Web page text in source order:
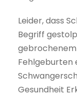
Leider, dass
Begriff
gebrochenem
Fehlgeburten
Gesundheit